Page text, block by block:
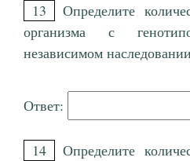
13
Определите
организма с
независимом
Ответ:
14
Определите